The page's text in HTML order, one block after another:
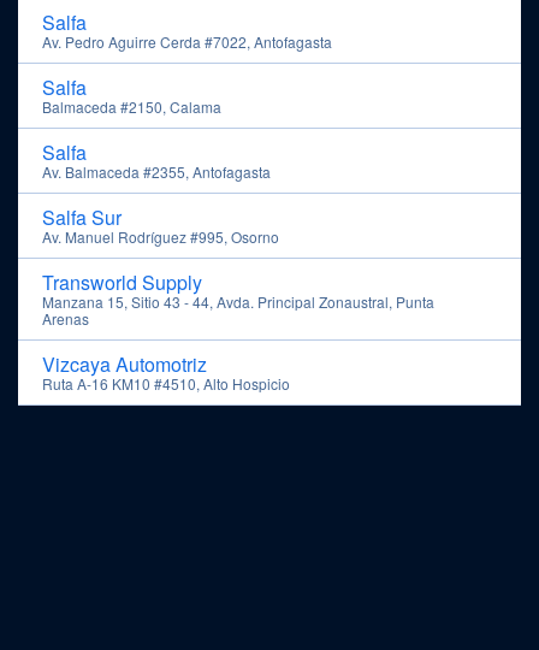
Salfa
Av. Pedro Aguirre Cerda #7022, Antofagasta
Salfa
Balmaceda #2150, Calama
Salfa
Av. Balmaceda #2355, Antofagasta
Salfa Sur
Av. Manuel Rodríguez #995, Osorno
Transworld Supply
Manzana 15, Sitio 43 - 44, Avda. Principal Zonaustral, Punta
Arenas
Vizcaya Automotriz
Ruta A-16 KM10 #4510, Alto Hospicio